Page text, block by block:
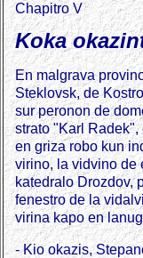
Chapitro V
Koka
En malgrava
Steklovsk, de
sur peronon de
strato "Karl
en griza robo kun
virino, la vidvino de
katedralo Drozdov,
fenestro de la
virina kapo en
- Kio okazis,